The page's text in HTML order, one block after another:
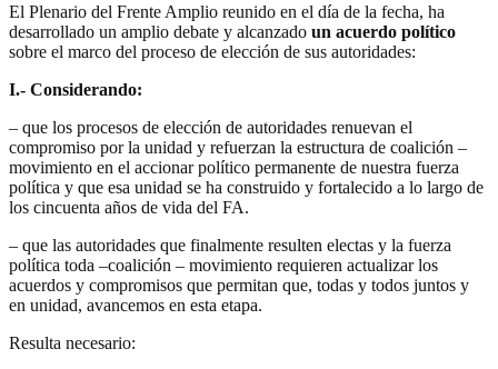
El Plenario del Frente Amplio reunido en el día de la fecha, ha
desarrollado un amplio debate y alcanzado un acuerdo político
sobre el marco del proceso de elección de sus autoridades:
I.- Considerando:
– que los procesos de elección de autoridades renuevan el
compromiso por la unidad y refuerzan la estructura de coalición –
movimiento en el accionar político permanente de nuestra fuerza
política y que esa unidad se ha construido y fortalecido a lo largo de
los cincuenta años de vida del FA.
– que las autoridades que finalmente resulten electas y la fuerza
política toda –coalición – movimiento requieren actualizar los
acuerdos y compromisos que permitan que, todas y todos juntos y
en unidad, avancemos en esta etapa.
Resulta necesario: